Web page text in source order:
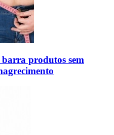
produtos sem